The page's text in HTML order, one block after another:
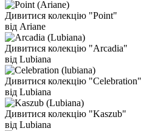
Дивитися колекцію "Point"
від Ariane
Дивитися колекцію "Arcadia"
від Lubiana
Дивитися колекцію "Celebration"
від Lubiana
Дивитися колекцію "Kaszub"
від Lubiana